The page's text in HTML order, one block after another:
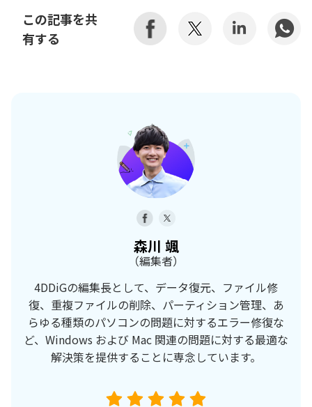
この記事を共
有する
森川 颯
（編集者）
4DDiGの編集長として、データ復元、ファイル修
復、重複ファイルの削除、パーティション管理、あ
らゆる種類のパソコンの問題に対するエラー修復な
ど、Windows および Mac 関連の問題に対する最適な
解決策を提供することに専念しています。